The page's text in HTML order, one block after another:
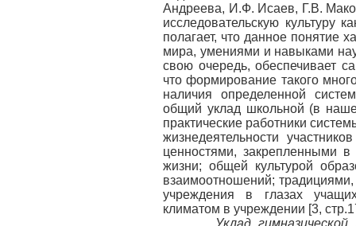
Андреева, И.Ф. Исаев, Г.В.
исследовательскую культуру
полагает, что данное понятие
мира, умениями и навыками
свою очередь, обеспечивает
что формирование такого
наличия определенной
общий уклад школьной (в
практические работники
жизнедеятельности
ценностями, закрепленными
жизни; общей культурой
взаимоотношений; традициями,
учреждения в глазах
климатом в учреждении [3,
Уклад